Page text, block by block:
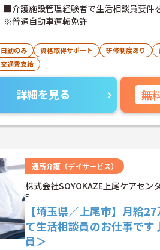
■介護施設管理経験者で生活相談員要件
※普通自動車運転免許
日勤のみ 資格取得サポート 研修制度あり
交通費支給
詳細を見る 無
通所介護（デイサービス）
株式会社SOYOKAZE上尾ケアセン
E
【埼玉県／上尾市】月給
て生活相談員のお仕事で
員＞